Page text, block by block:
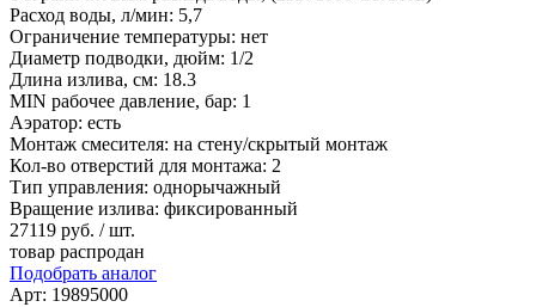
Расход воды, л/мин: 5,7
Ограничение температуры: нет
Диаметр подводки, дюйм: 1/2
Длина излива, см: 18.3
MIN рабочее давление, бар: 1
Аэратор: есть
Монтаж смесителя: на стену/скрытый монтаж
Кол-во отверстий для монтажа: 2
Тип управления: однорычажный
Вращение излива: фиксированный
27119 руб. / шт.
товар распродан
Подобрать аналог
Арт: 19895000